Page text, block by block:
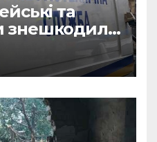
та
знешкодили
авіабомбу